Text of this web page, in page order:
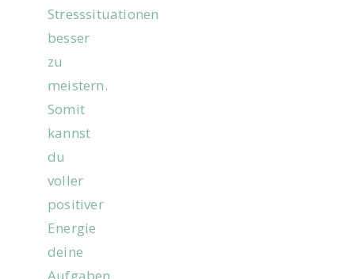
Stresssituationen
besser
zu
meistern.
Somit
kannst
du
voller
positiver
Energie
deine